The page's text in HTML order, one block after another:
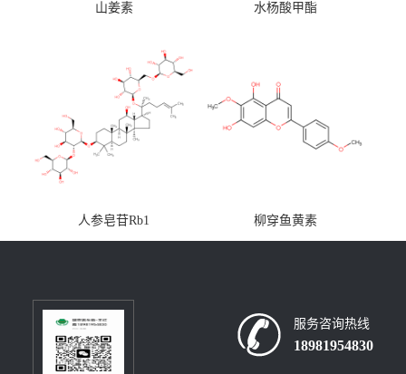
山姜素 水杨酸甲酯
人参皂苷Rb1 柳穿鱼黄素
服务咨询热线
18981954830